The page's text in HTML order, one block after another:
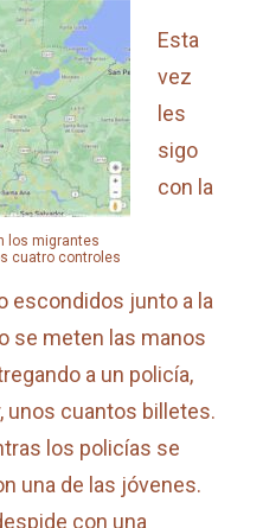
los migrantes
cuatro controles
Esta
vez
les
sigo
con la
escondidos junto a la
se meten las manos
a un policía,
unos cuantos billetes.
los policías se
una de las jóvenes.
con una